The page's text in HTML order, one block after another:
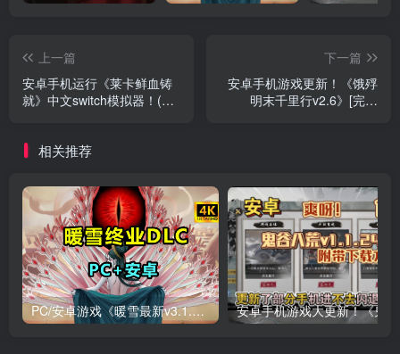
上一篇
安卓手机运行《莱卡鲜血铸
就》中文switch模拟器！(游
下一篇
安卓手机游戏更新！《饿殍
明末千里行v2.6》[完整
相关推荐
PC/安卓游戏《暖雪最新v3.1.0.1》终业DLC整合版！